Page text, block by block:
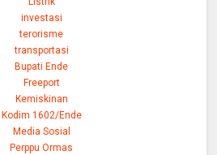
investasi
terorisme
transportasi
Bupati Ende
Freeport
Kemiskinan
Kodim 1602/Ende
Media Sosial
Perppu Ormas